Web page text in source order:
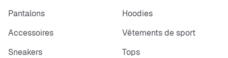
Pantalons
Hoodies
Accessoires
Vêtements de sport
Sneakers
Tops